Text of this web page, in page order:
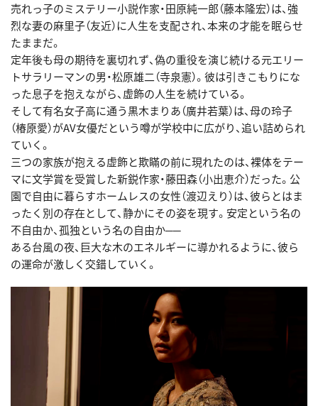
売れっ子のミステリー小説作家・田原純一郎（藤本隆宏）は、強
烈な妻の麻里子（友近）に人生を支配され、本来の才能を眠らせ
たままだ。
定年後も母の期待を裏切れず、偽の重役を演じ続ける元エリー
トサラリーマンの男・松原雄二（寺泉憲）。彼は引きこもりにな
った息子を抱えながら、虚飾の人生を続けている。
そして有名女子高に通う黒木まりあ（廣井若葉）は、母の玲子
（椿原愛）がAV女優だという噂が学校中に広がり、追い詰められ
ていく。
三つの家族が抱える虚飾と欺瞞の前に現れたのは、裸体をテー
マに文学賞を受賞した新鋭作家・藤田森（小出恵介）だった。公
園で自由に暮らすホームレスの女性（渡辺えり）は、彼らとはま
ったく別の存在として、静かにその姿を現す。安定という名の
不自由か、孤独という名の自由か──
ある台風の夜、巨大な木のエネルギーに導かれるように、彼ら
の運命が激しく交錯していく。